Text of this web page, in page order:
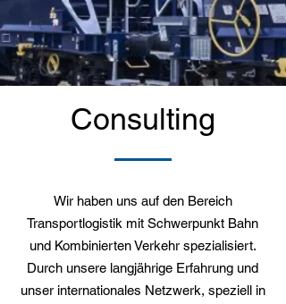
Wir haben uns auf den Bereich
Transportlogistik mit Schwerpunkt Bahn
und Kombinierten Verkehr spezialisiert.
Durch unsere langjährige Erfahrung und
unser internationales Netzwerk, speziell in
Consulting